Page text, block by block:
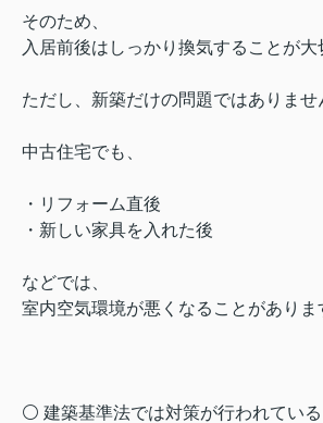
そのため、
入居前後はしっかり換気することが大
ただし、新築だけの問題ではありませ
中古住宅でも、
・リフォーム直後
・新しい家具を入れた後
などでは、
室内空気環境が悪くなることがありま
⚪️ 建築基準法では対策が行われている